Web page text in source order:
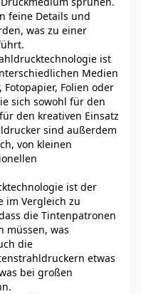
feine Details und
was zu einer
ist
Medien
Folien oder
sich sowohl für den
den kreativen Einsatz
sind außerdem
von kleinen
ist der
im Vergleich zu
die Tintenpatronen
müssen, was
die
etwas
bei großen